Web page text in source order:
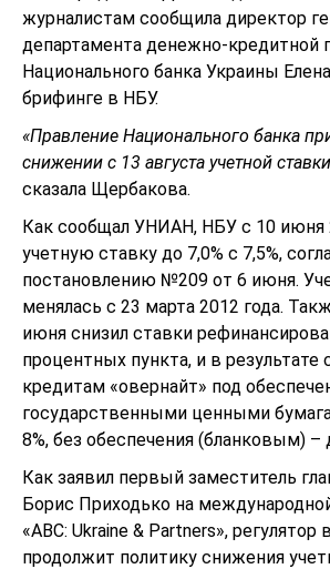
журналистам сообщила директор
департамента денежно-кредитной
Национального банка Украины
брифинге в НБУ.
«Правление Национального банка
снижении с 13 августа учетной
сказала Щербакова.
Как сообщал УНИАН, НБУ с 10 июня
учетную ставку до 7,0% с 7,5%,
постановлению №209 от 6 июня.
менялась с 23 марта 2012 года.
июня снизил ставки
процентных пункта, и в результате
кредитам «овернайт» под
государственными ценными
8%, без обеспечения (бланковым) –
Как заявил первый заместитель
Борис Приходько на
«ABC: Ukraine & Partners»,
продолжит политику снижения